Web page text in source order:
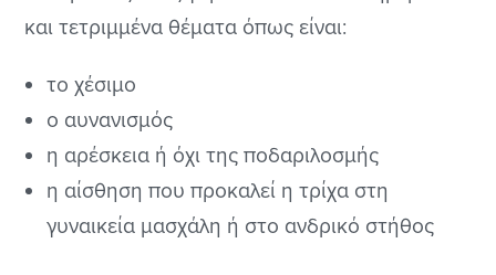
και τετριμμένα θέματα όπως είναι:
το χέσιμο
ο αυνανισμός
η αρέσκεια ή όχι της ποδαριλοσμής
η αίσθηση που προκαλεί η τρίχα στη
γυναικεία μασχάλη ή στο ανδρικό στήθος